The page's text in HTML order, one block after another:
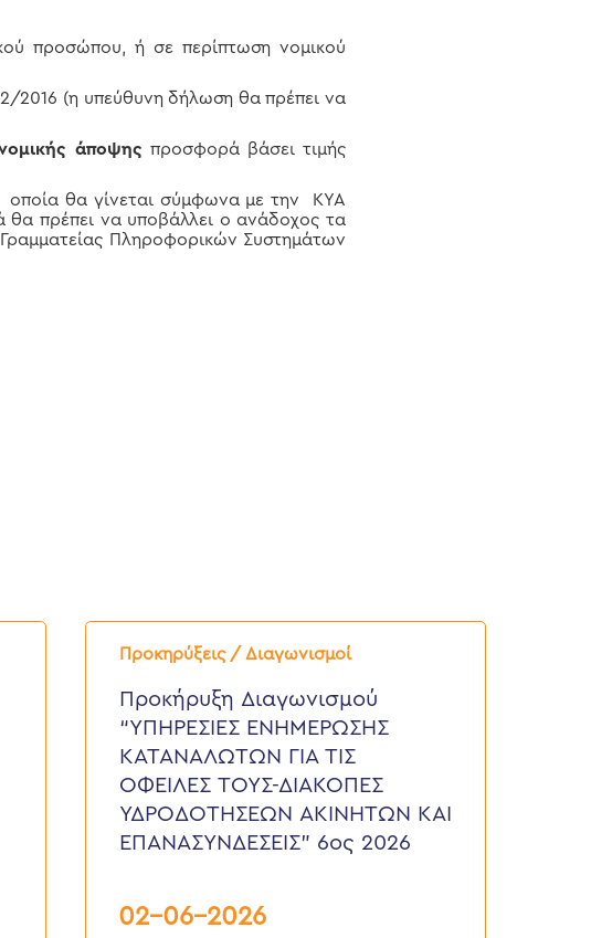
προσώπου, ή σε περίπτωση νομικού
2016 (η υπεύθυνη δήλωση θα πρέπει να
άποψης προσφορά βάσει τιμής
οποία θα γίνεται σύμφωνα με την ΚΥΑ
θα πρέπει να υποβάλλει ο ανάδοχος τα
Γραμματείας Πληροφορικών Συστημάτων
Προκηρύξεις / Διαγωνισμοί
Προκήρυξη
Διαγωνισμού
ΕΝΗΜΕΡΩΣΗΣ
ΚΑΤΑΝΑΛΩΤΩΝ
ΟΦΕΙΛΕΣ
ΤΟΥΣ-
ΔΙΑΚΟΠΕΣ
ΑΚΙΝΗΤΩΝ
2026
Προκήρυξη Διαγωνισμού
“ΥΠΗΡΕΣΙΕΣ ΕΝΗΜΕΡΩΣΗΣ
ΚΑΤΑΝΑΛΩΤΩΝ ΓΙΑ ΤΙΣ
ΟΦΕΙΛΕΣ ΤΟΥΣ-ΔΙΑΚΟΠΕΣ
ΥΔΡΟΔΟΤΗΣΕΩΝ ΑΚΙΝΗΤΩΝ ΚΑΙ
ΕΠΑΝΑΣΥΝΔΕΣΕΙΣ” 6ος 2026
02-06-2026